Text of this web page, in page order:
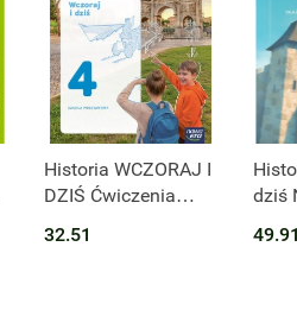
Historia WCZORAJ I
DZIŚ Ćwiczenia
podstawowa
32.51
dziś
4
49.91